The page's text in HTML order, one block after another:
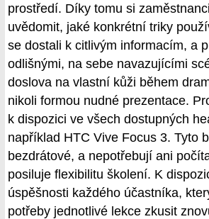
prostředí. Díky tomu si
uvědomit, jaké konkrétní triky
se dostali k citlivým informacím, a
odlišnými, na sebe navazujícími
doslova na vlastní kůži během
nikoli formou nudné prezentace.
k dispozici ve všech dostupných
například HTC Vive Focus 3. Tyto
bezdrátové, a nepotřebují ani
posiluje flexibilitu školení. K
úspěšnosti každého účastníka,
potřeby jednotlivé lekce zkusit